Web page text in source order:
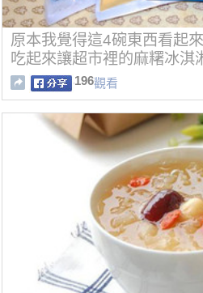
原本我覺得這4碗東西看起
吃起來讓超市裡的麻糬冰淇
196觀看